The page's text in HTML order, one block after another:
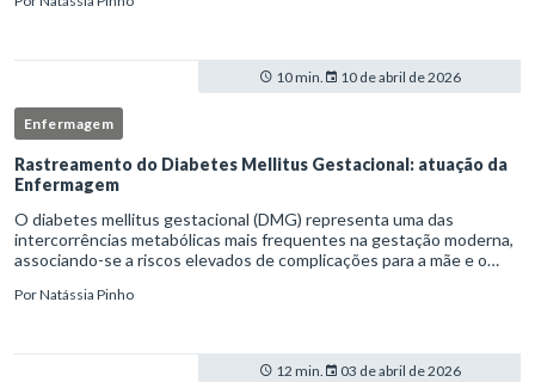
10 min. 10 de abril de 2026
Enfermagem
Rastreamento do Diabetes Mellitus Gestacional: atuação da
Enfermagem
O diabetes mellitus gestacional (DMG) representa uma das
intercorrências metabólicas mais frequentes na gestação moderna,
associando-se a riscos elevados de complicações para a mãe e o
enferm
PorNatássia Pinho
12 min. 03 de abril de 2026